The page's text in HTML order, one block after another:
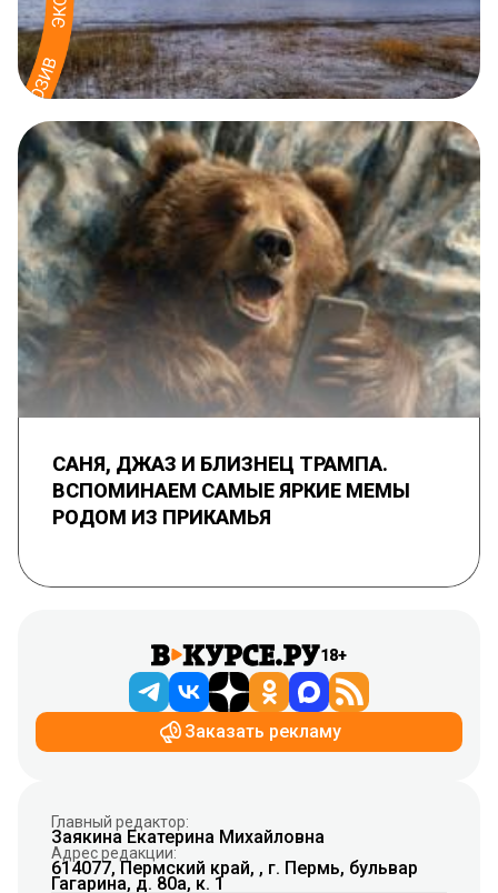
САНЯ, ДЖАЗ И БЛИЗНЕЦ ТРАМПА.
ВСПОМИНАЕМ САМЫЕ ЯРКИЕ МЕМЫ
РОДОМ ИЗ ПРИКАМЬЯ
18+
Заказать рекламу
Главный редактор:
Заякина Екатерина Михайловна
Адрес редакции:
614077, Пермский край, , г. Пермь, бульвар
Гагарина, д. 80а, к. 1